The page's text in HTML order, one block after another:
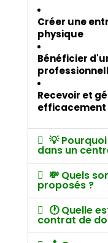
Créer une
physique
Bénéficier
Recevoir et
efficacement
💡
dans un
💸 Quels
proposés ?
🕐 Quelle
contrat de